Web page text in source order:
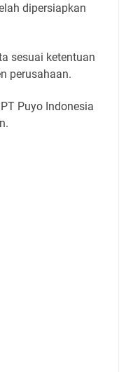
dipersiapkan
sesuai ketentuan
perusahaan.
Puyo Indonesia